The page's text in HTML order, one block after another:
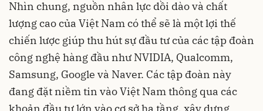
Nhìn chung, nguồn nhân lực dồi dào và chất
lượng cao của Việt Nam có thể sẽ là một lợi thế
chiến lược giúp thu hút sự đầu tư của các tập đoàn
công nghệ hàng đầu như NVIDIA, Qualcomm,
Samsung, Google và Naver. Các tập đoàn này
đang đặt niềm tin vào Việt Nam thông qua các